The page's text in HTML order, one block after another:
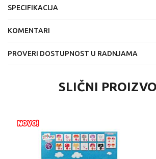
SPECIFIKACIJA
KOMENTARI
PROVERI DOSTUPNOST U RADNJAMA
SLIČNI